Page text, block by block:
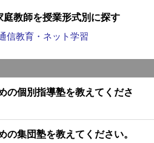
庭教師を授業形式別に探す
信教育・ネット学習
の個別指導塾を教えてくださ
の集団塾を教えてください。